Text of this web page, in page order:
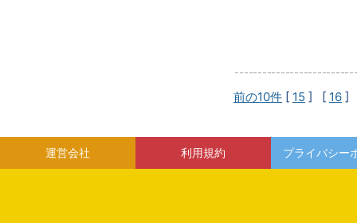
前の10件 [ 15 ] [ 16 ]
運営会社 利用規約 プライバシー